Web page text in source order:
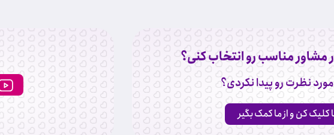
مناسب رو انتخاب کنی؟
نظرت رو پیدا نکردی؟
کلیک کن و از ما کمک بگیر